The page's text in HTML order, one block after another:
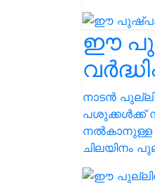
ഈ
നാടൻ
പശുക്കൾക്ക്
നൽകാനുള്ള
ചിലയിനം